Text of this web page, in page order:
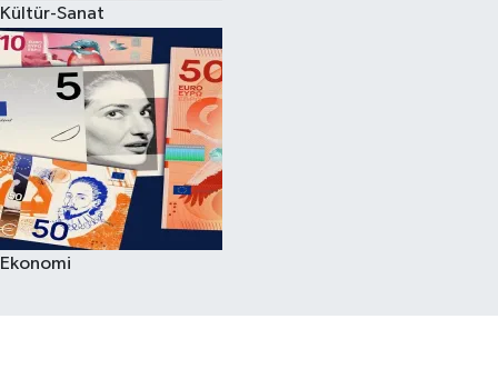
Kültür-Sanat
Ekonomi